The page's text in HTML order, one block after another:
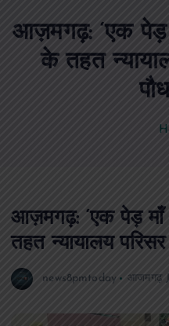
आज़मगढ़: ‘एक पेड़
के तहत
आज़मगढ़: ‘एक पेड़ माँ
तहत न्यायालय
news8pmtoday आजमगढ़